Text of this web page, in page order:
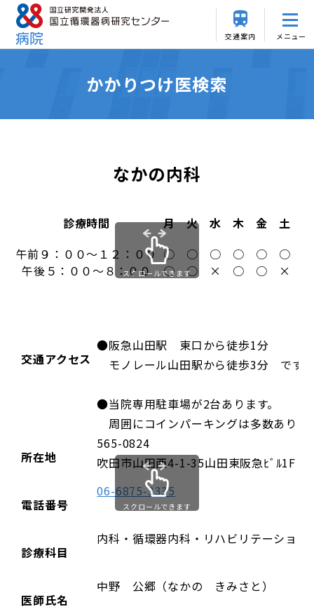
交通案内 メニュー
かかりつけ医検索
なかの内科
診療時間 月 火 水 木 金 土
午前９：００～１２：００ ○ ○ ○ ○ ○ ○
午後５：００～８：００
○ ○ × ○ ○ ×
スクロールできます
交通アクセス
●阪急山田駅 東口から徒歩1分
モノレール山田駅から徒歩3分 です。
●当院専用駐車場が2台あります。
周囲にコインパーキングは多数ありま
所在地
565-0824
吹田市山田西4-1-35山田東阪急ﾋﾞﾙ1F
電話番号
06-6875-3335
診療科目
内科・循環器内科・リハビリテーション
医師氏名
中野 公郷（なかの きみさと）
スクロールできます